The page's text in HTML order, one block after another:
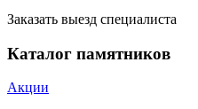
Заказать выезд специалиста
Каталог памятников
Акции